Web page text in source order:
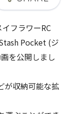
フラワーRC
Pocket (ジ
を公開しまし
が収納可能な拡